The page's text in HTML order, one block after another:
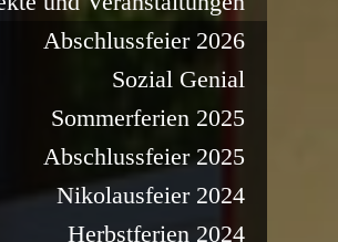
Abschlussfeier 2026
Sozial Genial
Sommerferien 2025
Abschlussfeier 2025
Nikolausfeier 2024
Herbstferien 2024